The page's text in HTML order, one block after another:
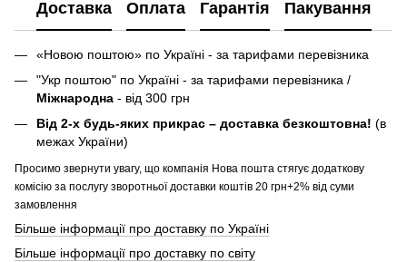
Доставка Оплата Гарантія Пакування
«Новою поштою» по Україні - за тарифами перевізника
"Укр поштою" по Україні - за тарифами перевізника /
Міжнародна - від 300 грн
Від 2-х будь-яких прикрас – доставка безкоштовна! (в
межах України)
Просимо звернути увагу, що компанія Нова пошта стягує додаткову
комісію за послугу зворотньої доставки коштів 20 грн+2% від суми
замовлення
Більше інформації про доставку по Україні
Більше інформації про доставку по світу